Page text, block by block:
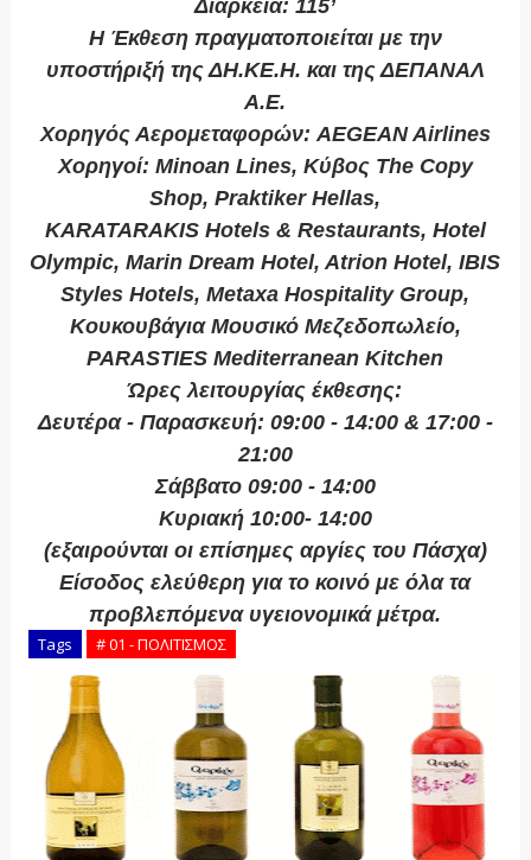
Διάρκεια: 115’
Η Έκθεση πραγματοποιείται με την
υποστήριξή της ΔΗ.ΚΕ.Η. και της ΔΕΠΑΝΑΛ
Α.Ε.
Χορηγός Αερομεταφορών: AEGEAN Airlines
Χορηγοί: Minoan Lines, Κύβος The Copy
Shop, Praktiker Hellas,
KARATARAKIS Hotels & Restaurants, Hotel
Olympic, Marin Dream Hotel, Atrion Hotel, IBIS
Styles Hotels, Metaxa Hospitality Group,
Κουκουβάγια Μουσικό Μεζεδοπωλείο,
PARASTIES Mediterranean Kitchen
Ώρες λειτουργίας έκθεσης:
Δευτέρα - Παρασκευή: 09:00 - 14:00 & 17:00 -
21:00
Σάββατο 09:00 - 14:00
Κυριακή 10:00- 14:00
(εξαιρούνται οι επίσημες αργίες του Πάσχα)
Είσοδος ελεύθερη για το κοινό με όλα τα
προβλεπόμενα υγειονομικά μέτρα.
Tags # 01 - ΠΟΛΙΤΙΣΜΟΣ